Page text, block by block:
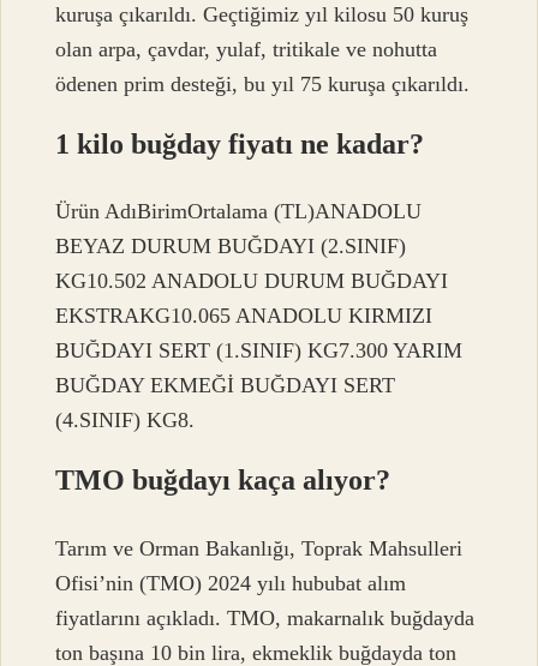
kuruşa çıkarıldı. Geçtiğimiz yıl kilosu 50 kuruş
olan arpa, çavdar, yulaf, tritikale ve nohutta
ödenen prim desteği, bu yıl 75 kuruşa çıkarıldı.
1 kilo buğday fiyatı ne kadar?
Ürün AdıBirimOrtalama (TL)ANADOLU
BEYAZ DURUM BUĞDAYI (2.SINIF)
KG10.502 ANADOLU DURUM BUĞDAYI
EKSTRAKG10.065 ANADOLU KIRMIZI
BUĞDAYI SERT (1.SINIF) KG7.300 YARIM
BUĞDAY EKMEĞİ BUĞDAYI SERT
(4.SINIF) KG8.
TMO buğdayı kaça alıyor?
Tarım ve Orman Bakanlığı, Toprak Mahsulleri
Ofisi’nin (TMO) 2024 yılı hububat alım
fiyatlarını açıkladı. TMO, makarnalık buğdayda
ton başına 10 bin lira, ekmeklik buğdayda ton